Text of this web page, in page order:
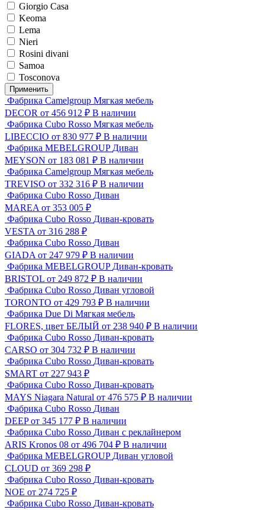
Giorgio Casa
Keoma
Lema
Nieri
Rosini divani
Samoa
Tosconova
Применить
Фабрика Camelgroup Мягкая мебель
DECOR от 456 912 ₽ В наличии
Фабрика Cubo Rosso Мягкая мебель
LIBECCIO от 830 977 ₽ В наличии
Фабрика MEBELGROUP Диван
MEYSON от 183 081 ₽ В наличии
Фабрика Camelgroup Мягкая мебель
TREVISO от 332 316 ₽ В наличии
Фабрика Cubo Rosso Диван
MAREA от 353 005 ₽
Фабрика Cubo Rosso Диван-кровать
VESTA от 316 288 ₽
Фабрика Cubo Rosso Диван
GIADA от 247 979 ₽ В наличии
Фабрика MEBELGROUP Диван-кровать
BRISTOL от 249 872 ₽ В наличии
Фабрика Cubo Rosso Диван угловой
TORONTO от 429 793 ₽ В наличии
Фабрика Due Di Мягкая мебель
FLORES, цвет БЕЛЫЙ от 238 940 ₽ В наличии
Фабрика Cubo Rosso Диван-кровать
CARSO от 304 732 ₽ В наличии
Фабрика Cubo Rosso Диван-кровать
SMART от 227 943 ₽
Фабрика Cubo Rosso Диван-кровать
MAYS Niagara Natural от 476 575 ₽ В наличии
Фабрика Cubo Rosso Диван
DEEPот 345 177 ₽ В наличии
Фабрика Cubo Rosso Диван с реклайнером
ARIS Kronos 08 от 496 704 ₽ В наличии
Фабрика MEBELGROUP Диван угловой
CLOUD от 369 298 ₽
Фабрика Cubo Rosso Диван-кровать
NOE от 274 725 ₽
Фабрика Cubo Rosso Диван-кровать